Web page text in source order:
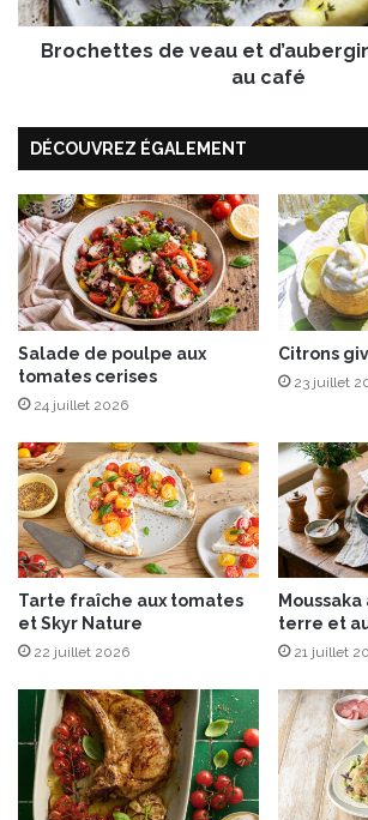
r
p
i
n
t
e
m
p
s
e
v
a
u
e
t
d
’
a
u
b
e
g
i
n
e
a
u
h
y
c
Brochettes de veau et
au café
DÉCOUVREZ ÉGALEMENT
Salade de poulpe aux
tomates cerises
24 juillet 2026
Citrons
23 juillet
Tarte fraîche aux tomates
et Skyr Nature
22 juillet 2026
terre et
21 juillet